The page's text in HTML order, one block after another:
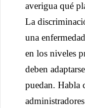
averigua qué
La
una
en los niveles
deben
puedan. Habla